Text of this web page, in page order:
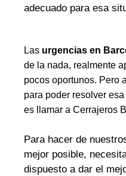
adecuado para esa
Las urgencias en
de la nada, realmente
pocos oportunos. Pero
para poder resolver
es llamar a Cerrajeros
Para hacer de
mejor posible,
dispuesto a dar el